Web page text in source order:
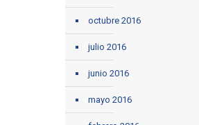
octubre 2016
julio 2016
junio 2016
mayo 2016